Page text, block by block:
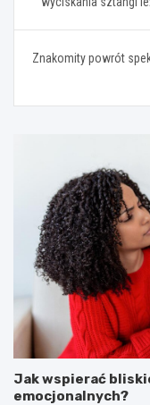
Znakomity powrót
Jak wspierać
emocjonalnych?